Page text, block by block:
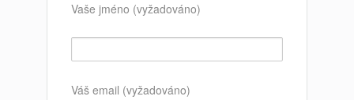
Vaše jméno (vyžadováno)
Váš email (vyžadováno)